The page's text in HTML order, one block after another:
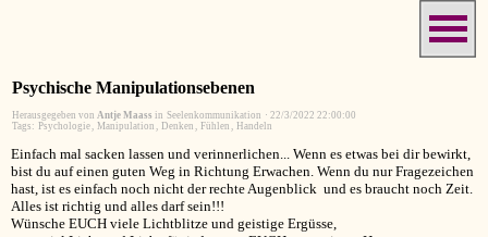
Psychische Manipulationsebenen
Herausgegeben von Antje Maass in Seelenkommunikation · 22/3/2022 22:00:00
Tags: Psychologie, Manipulation , Denken , Fühlen , Handeln
Einfach mal sacken lassen und verinnerlichen... Wenn es etwas bei dir bewirkt,
bist du auf einen guten Weg in Richtung Erwachen. Wenn du nur Fragezeichen
hast, ist es einfach noch nicht der rechte Augenblick und es braucht noch Zeit.
Alles ist richtig und alles darf sein!!!
Wünsche EUCH viele Lichtblitze und geistige Ergüsse,